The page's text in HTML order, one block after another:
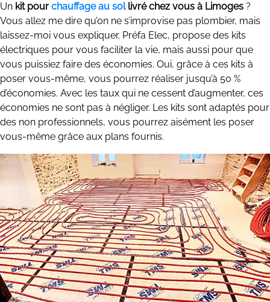
Un kit pour chauffage au sollivré chez vous à Limoges ?
Vous allez me dire qu’on ne s’improvise pas plombier, mais
laissez-moi vous expliquer. Préfa Elec, propose des kits
électriques pour vous faciliter la vie, mais aussi pour que
vous puissiez faire des économies. Oui, grâce à ces kits à
poser vous-même, vous pourrez réaliser jusqu’à 50 %
d’économies. Avec les taux qui ne cessent d’augmenter, ces
économies ne sont pas à négliger. Les kits sont adaptés pour
des non professionnels, vous pourrez aisément les poser
vous-même grâce aux plans fournis.